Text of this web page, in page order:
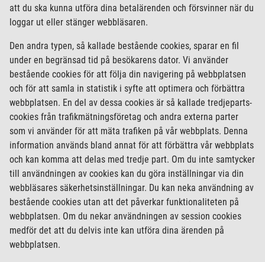
att du ska kunna utföra dina betalärenden och försvinner när du
loggar ut eller stänger webbläsaren.
Den andra typen, så kallade bestående cookies, sparar en fil
under en begränsad tid på besökarens dator. Vi använder
bestående cookies för att följa din navigering på webbplatsen
och för att samla in statistik i syfte att optimera och förbättra
webbplatsen. En del av dessa cookies är så kallade tredjeparts-
cookies från trafikmätningsföretag och andra externa parter
som vi använder för att mäta trafiken på vår webbplats. Denna
information används bland annat för att förbättra vår webbplats
och kan komma att delas med tredje part. Om du inte samtycker
till användningen av cookies kan du göra inställningar via din
webbläsares säkerhetsinställningar. Du kan neka användning av
bestående cookies utan att det påverkar funktionaliteten på
webbplatsen. Om du nekar användningen av session cookies
medför det att du delvis inte kan utföra dina ärenden på
webbplatsen.